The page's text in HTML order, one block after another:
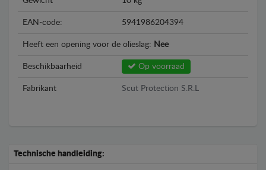
EAN-code: 5941986204394
Heeft een opening voor de olieslag: Nee
Beschikbaarheid Op voorraad
Fabrikant Scut Protection S.R.L
Technische handleiding: